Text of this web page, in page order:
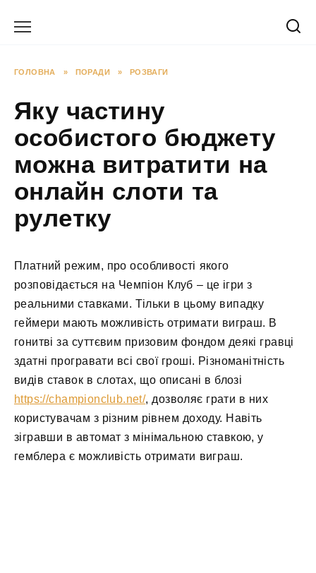
ГОЛОВНА » ПОРАДИ » РОЗВАГИ
Яку частину
особистого бюджету
можна витратити на
онлайн слоти та
рулетку
Платний режим, про особливості якого
розповідається на Чемпіон Клуб – це ігри з
реальними ставками. Тільки в цьому випадку
геймери мають можливість отримати виграш. В
гонитві за суттєвим призовим фондом деякі гравці
здатні програвати всі свої гроші. Різноманітність
видів ставок в слотах, що описані в блозі
https://championclub.net/, дозволяє грати в них
користувачам з різним рівнем доходу. Навіть
зігравши в автомат з мінімальною ставкою, у
гемблера є можливість отримати виграш.